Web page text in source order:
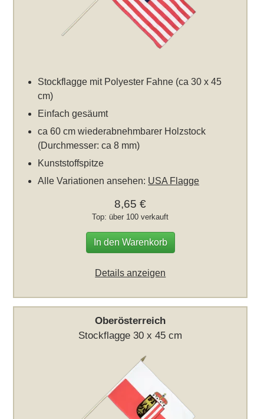
Stockflagge mit Polyester Fahne (ca 30 x 45
cm)
Einfach gesäumt
ca 60 cm wiederabnehmbarer Holzstock
(Durchmesser: ca 8 mm)
Kunststoffspitze
Alle Variationen ansehen: USA Flagge
8,65 €
Top: über 100 verkauft
In den Warenkorb
Details anzeigen
Oberösterreich
Stockflagge 30 x 45 cm